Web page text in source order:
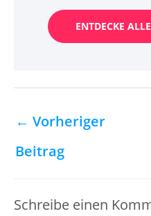
ENTDECKE
← Vorheriger
Beitrag
Schreibe einen